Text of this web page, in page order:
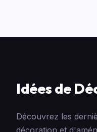
Idées de
Découvrez les